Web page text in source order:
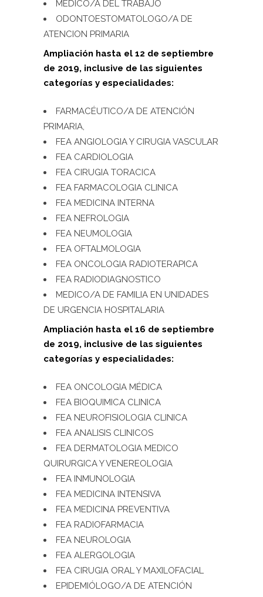
MEDICO/A DEL TRABAJO
ODONTOESTOMATOLOGO/A DE
ATENCION PRIMARIA
Ampliación hasta el 12 de septiembre
de 2019, inclusive de las siguientes
categorías y especialidades:
FARMACÉUTICO/A DE ATENCIÓN
PRIMARIA,
FEA ANGIOLOGIA Y CIRUGIA VASCULAR
FEA CARDIOLOGIA
FEA CIRUGIA TORACICA
FEA FARMACOLOGIA CLINICA
FEA MEDICINA INTERNA
FEA NEFROLOGIA
FEA NEUMOLOGIA
FEA OFTALMOLOGIA
FEA ONCOLOGIA RADIOTERAPICA
FEA RADIODIAGNOSTICO
MEDICO/A DE FAMILIA EN UNIDADES
DE URGENCIA HOSPITALARIA
Ampliación hasta el 16 de septiembre
de 2019, inclusive de las siguientes
categorías y especialidades:
FEA ONCOLOGIA MÉDICA
FEA BIOQUIMICA CLINICA
FEA NEUROFISIOLOGIA CLINICA
FEA ANALISIS CLINICOS
FEA DERMATOLOGIA MEDICO
QUIRURGICA Y VENEREOLOGIA
FEA INMUNOLOGIA
FEA MEDICINA INTENSIVA
FEA MEDICINA PREVENTIVA
FEA RADIOFARMACIA
FEA NEUROLOGIA
FEA ALERGOLOGIA
FEA CIRUGIA ORAL Y MAXILOFACIAL
EPIDEMIÓLOGO/A DE ATENCIÓN